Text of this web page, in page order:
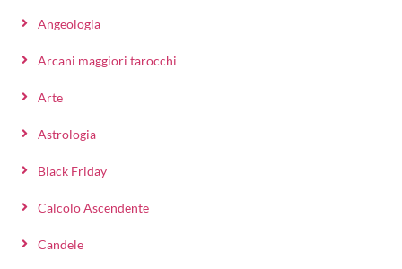
Angeologia
Arcani maggiori tarocchi
Arte
Astrologia
Black Friday
Calcolo Ascendente
Candele